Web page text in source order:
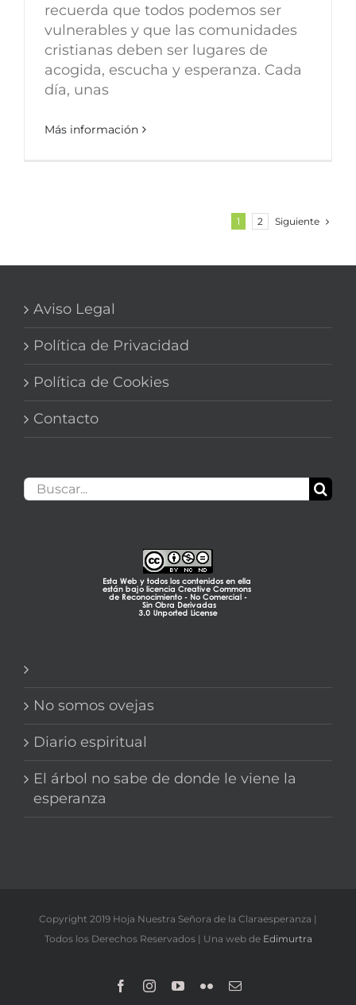
recuerda que todos podemos ser
vulnerables y que las comunidades
cristianas deben ser lugares de
acogida, escucha y esperanza. Cada
día, unas
Más información
1 2 Siguiente
Aviso Legal
Política de Privacidad
Política de Cookies
Contacto
Buscar:
No somos ovejas
Diario espiritual
El árbol no sabe de donde le viene la
esperanza
Copyright 2019 Hoja Nuestra Señora de la Claraesperanza |
Todos los Derechos Reservados | Una web de Edimurtra
FacebookInstagramYouTube
FlickrCorreo